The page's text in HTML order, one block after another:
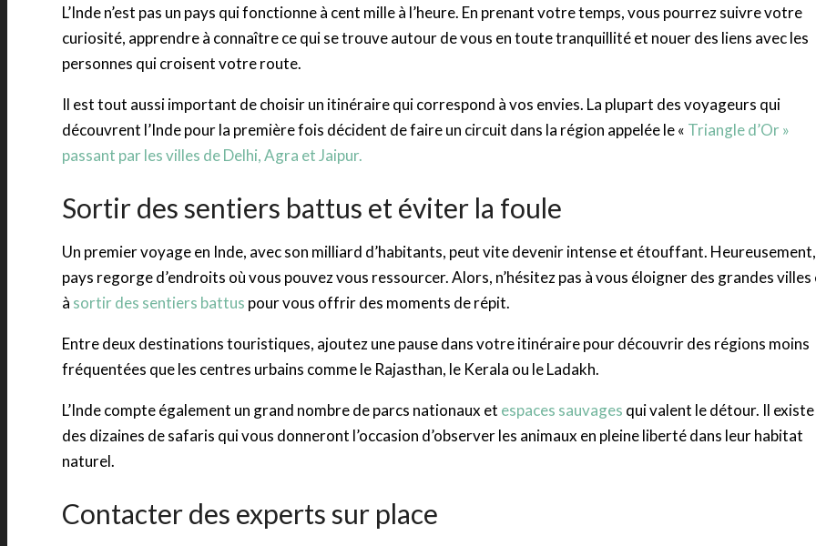
L’Inde n’est pas un pays qui fonctionne à cent mille à l’heure. En prenant votre temps, vous pourrez suivre votre
curiosité, apprendre à connaître ce qui se trouve autour de vous en toute tranquillité et nouer des liens avec les
personnes qui croisent votre route.
Il est tout aussi important de choisir un itinéraire qui correspond à vos envies. La plupart des voyageurs qui
découvrent l’Inde pour la première fois décident de faire un circuit dans la région appelée le « Triangle d’Or »
passant par les villes de Delhi, Agra et Jaipur.
Sortir des sentiers battus et éviter la foule
Un premier voyage en Inde, avec son milliard d’habitants, peut vite devenir intense et étouffant.
pays regorge d’endroits où vous pouvez vous ressourcer. Alors, n’hésitez pas à vous éloigner des grandes villes
à sortir des sentiers battus pour vous offrir des moments de répit.
Entre deux destinations touristiques, ajoutez une pause dans votre itinéraire pour découvrir des régions moins
fréquentées que les centres urbains comme le Rajasthan, le Kerala ou le Ladakh.
L’Inde compte également un grand nombre de parcs nationaux et espaces sauvages qui valent le détour. Il existe
des dizaines de safaris qui vous donneront l’occasion d’observer les animaux en pleine liberté dans leur habitat
naturel.
Contacter des experts sur place